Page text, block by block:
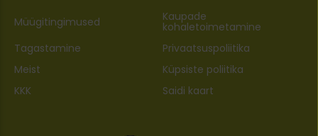
Müügitingimused Kaupade
kohaletoimetamine
Tagastamine
Privaatsuspoliitika
Meist
Küpsiste poliitika
KKK
Saidi kaart